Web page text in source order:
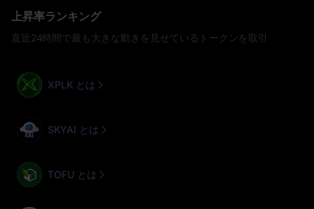
上昇率ランキング
直近24時間で最も大きな動きを見せているトークンを取引
XPLK とは
SKYAI とは
TOFU とは